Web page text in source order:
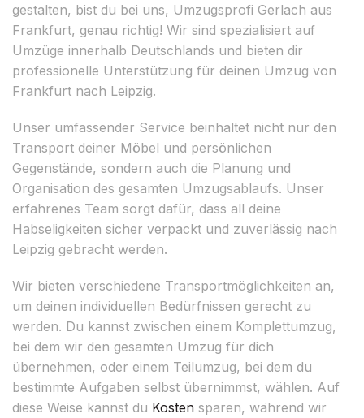
gestalten, bist du bei uns, Umzugsprofi Gerlach aus
Frankfurt, genau richtig! Wir sind spezialisiert auf
Umzüge innerhalb Deutschlands und bieten dir
professionelle Unterstützung für deinen Umzug von
Frankfurt nach Leipzig.
Unser umfassender Service beinhaltet nicht nur den
Transport deiner Möbel und persönlichen
Gegenstände, sondern auch die Planung und
Organisation des gesamten Umzugsablaufs. Unser
erfahrenes Team sorgt dafür, dass all deine
Habseligkeiten sicher verpackt und zuverlässig nach
Leipzig gebracht werden.
Wir bieten verschiedene Transportmöglichkeiten an,
um deinen individuellen Bedürfnissen gerecht zu
werden. Du kannst zwischen einem Komplettumzug,
bei dem wir den gesamten Umzug für dich
übernehmen, oder einem Teilumzug, bei dem du
bestimmte Aufgaben selbst übernimmst, wählen. Auf
diese Weise kannst du Kosten sparen, während wir